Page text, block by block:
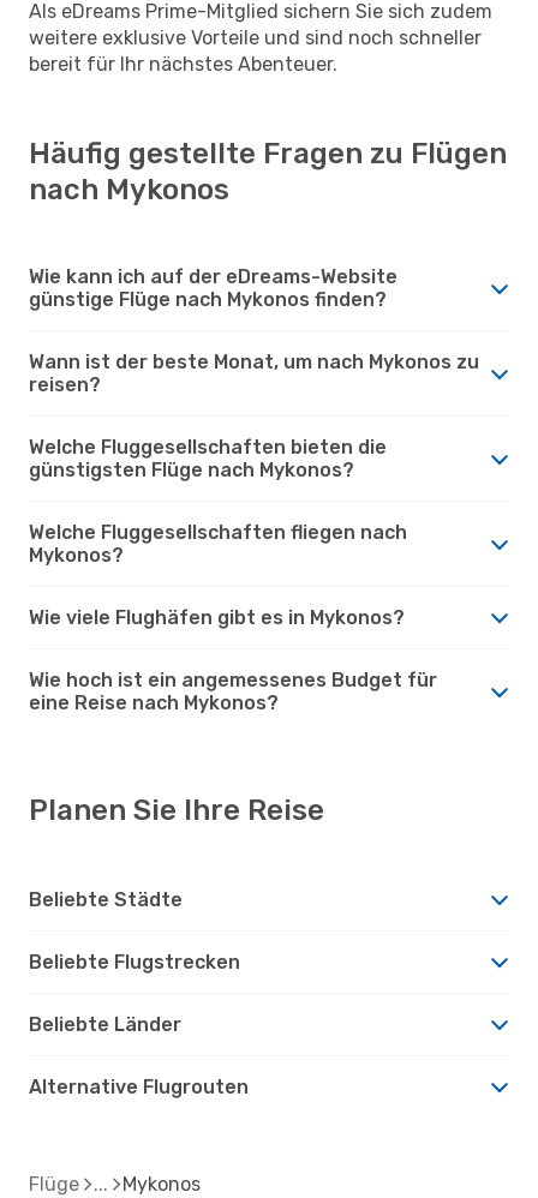
Als eDreams Prime-Mitglied sichern Sie sich zudem
weitere exklusive Vorteile und sind noch schneller
bereit für Ihr nächstes Abenteuer.
Häufig gestellte Fragen zu Flügen
nach Mykonos
Wie kann ich auf der eDreams-Website
günstige Flüge nach Mykonos finden?
Wann ist der beste Monat, um nach Mykonos zu
reisen?
Welche Fluggesellschaften bieten die
günstigsten Flüge nach Mykonos?
Welche Fluggesellschaften fliegen nach
Mykonos?
Wie viele Flughäfen gibt es in Mykonos?
Wie hoch ist ein angemessenes Budget für
eine Reise nach Mykonos?
Planen Sie Ihre Reise
Beliebte Städte
Beliebte Flugstrecken
Beliebte Länder
Alternative Flugrouten
Flüge Mykonos